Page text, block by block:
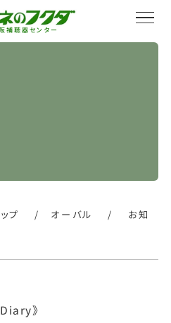
補聴器センター
トア
プ / オーバル / お知
》